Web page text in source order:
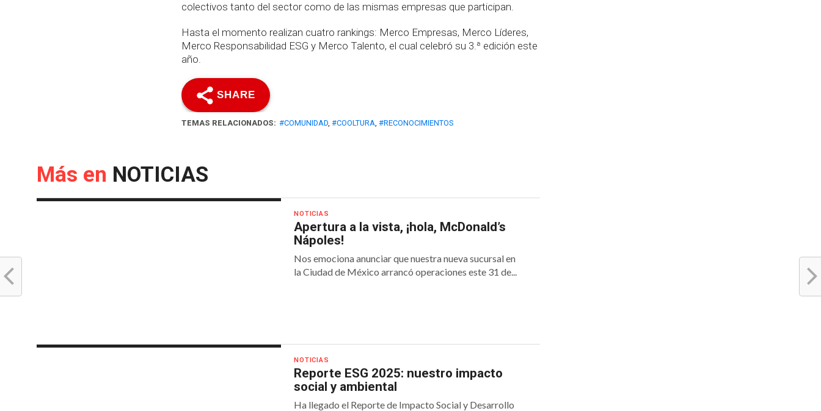
colectivos tanto del sector como de las mismas empresas que participan.
Hasta el momento realizan cuatro rankings: Merco Empresas, Merco Líderes,
Merco Responsabilidad ESG y Merco Talento, el cual celebró su 3.ª edición este
año.
SHARE
TEMAS RELACIONADOS: #COMUNIDAD,#COOLTURA,#RECONOCIMIENTOS
Más en NOTICIAS
NOTICIAS
Apertura a la vista, ¡hola, McDonald’s
Nápoles!
Nos emociona anunciar que nuestra nueva sucursal en
la Ciudad de México arrancó operaciones este 31 de...
NOTICIAS
Reporte ESG 2025: nuestro impacto
social y ambiental
Ha llegado el Reporte de Impacto Social y Desarrollo